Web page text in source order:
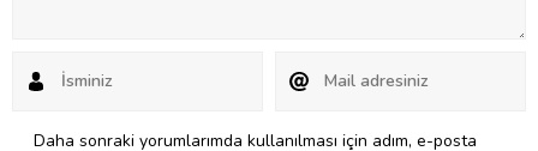
Daha sonraki yorumlarımda kullanılması için adım, e-posta